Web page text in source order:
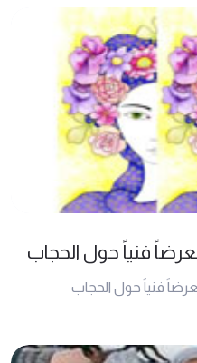
فنياً حول الحجاب
فنياً حول الحجاب